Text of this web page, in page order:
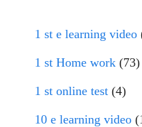
1 st e learning video
1 st Home work (73)
1 st online test (4)
10 e learning video